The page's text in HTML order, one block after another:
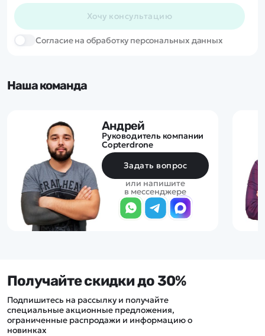
Хочу консультацию
Cогласие на обработку персональных данных
Наша команда
Андрей
Руководитель компании
Copterdrone
Задать вопрос
или напишите
в мессенджере
Получайте скидки до 30%
Подпишитесь на рассылку и получайте
специальные акционные предложения,
ограниченные распродажи и информацию о
новинках